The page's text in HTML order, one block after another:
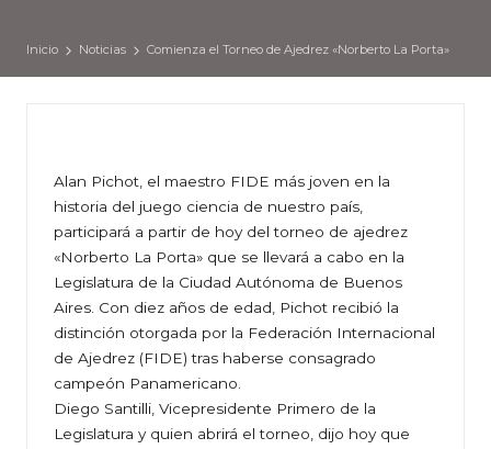
Inicio Noticias Comienza el Torneo de Ajedrez «Norberto La Porta»
Alan Pichot, el maestro FIDE más joven en la
historia del juego ciencia de nuestro país,
participará a partir de hoy del torneo de ajedrez
«Norberto La Porta» que se llevará a cabo en la
Legislatura de la Ciudad Autónoma de Buenos
Aires. Con diez años de edad, Pichot recibió la
distinción otorgada por la Federación Internacional
de Ajedrez (FIDE) tras haberse consagrado
campeón Panamericano.
Diego Santilli, Vicepresidente Primero de la
Legislatura y quien abrirá el torneo, dijo hoy que